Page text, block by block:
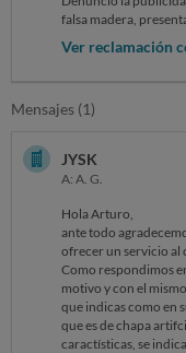
falsa madera,
etiquetados
no lo son. Considero
comercializan
porque no se puede
mueble y de los
suelos debería estar
productos de madera
en otros sectores (por
“leche vegetal” están
Ver reclamación
Mensajes (1)
JYSK
A: A. G.
Hola Arturo,
ante todo
ofrecer un servicio al
Como respondimos
motivo y con el
que indicas como en
que es de chapa
caractísticas, se